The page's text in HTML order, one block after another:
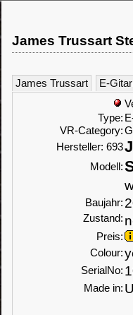
James Trussart
James Trussart E-
Type:
VR-Category:
Hersteller: 693
Modell:
Baujahr:
Zustand:
Preis:
Colour:
SerialNo:
Made in: